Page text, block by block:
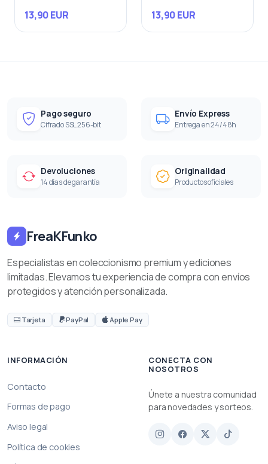
13,90 EUR 13,90 EUR
Pago seguro
Cifrado SSL 256-bit
Envío Express
Entrega en 24/48h
Devoluciones
14 días de garantía
Originalidad
Productos oficiales
FreaKFunko
Especialistas en coleccionismo premium y ediciones
limitadas. Elevamos tu experiencia de compra con envíos
protegidos y atención personalizada.
Tarjeta PayPal Apple Pay
INFORMACIÓN
Contacto
Formas de pago
Aviso legal
Política de cookies
CONECTA CON
NOSOTROS
Únete a nuestra comunidad
para novedades y sorteos.